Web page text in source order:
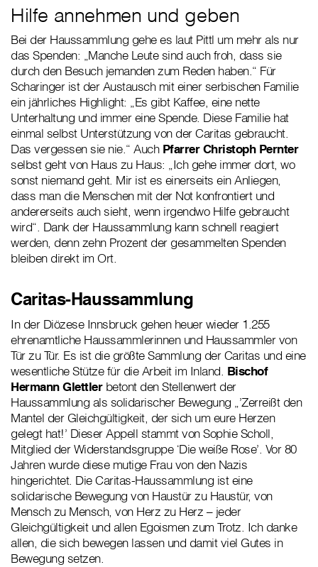
Hilfe annehmen und geben
Bei der Haussammlung gehe es laut Pittl um mehr als nur
das Spenden: „Manche Leute sind auch froh, dass sie
durch den Besuch jemanden zum Reden haben.“ Für
Scharinger ist der Austausch mit einer serbischen Familie
ein jährliches Highlight: „Es gibt Kaffee, eine nette
Unterhaltung und immer eine Spende. Diese Familie hat
einmal selbst Unterstützung von der Caritas gebraucht.
Das vergessen sie nie.“ Auch Pfarrer Christoph Pernter
selbst geht von Haus zu Haus: „Ich gehe immer dort, wo
sonst niemand geht. Mir ist es einerseits ein Anliegen,
dass man die Menschen mit der Not konfrontiert und
andererseits auch sieht, wenn irgendwo Hilfe gebraucht
wird“. Dank der Haussammlung kann schnell reagiert
werden, denn zehn Prozent der gesammelten Spenden
bleiben direkt im Ort.
Caritas-Haussammlung
In der Diözese Innsbruck gehen heuer wieder 1.255
ehrenamtliche Haussammlerinnen und Haussammler von
Tür zu Tür. Es ist die größte Sammlung der Caritas und eine
wesentliche Stütze für die Arbeit im Inland. Bischof
Hermann Glettlerbetont den Stellenwert der
Haussammlung als solidarischer Bewegung „’Zerreißt den
Mantel der Gleichgültigkeit, der sich um eure Herzen
gelegt hat!’ Dieser Appell stammt von Sophie Scholl,
Mitglied der Widerstandsgruppe ‘Die weiße Rose’. Vor 80
Jahren wurde diese mutige Frau von den Nazis
hingerichtet. Die Caritas-Haussammlung ist eine
solidarische Bewegung von Haustür zu Haustür, von
Mensch zu Mensch, von Herz zu Herz – jeder
Gleichgültigkeit und allen Egoismen zum Trotz. Ich danke
allen, die sich bewegen lassen und damit viel Gutes in
Bewegung setzen.